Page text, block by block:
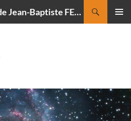
CIELMANIA : le blog de Jean-Baptiste FELDMANN, photographe du ciel